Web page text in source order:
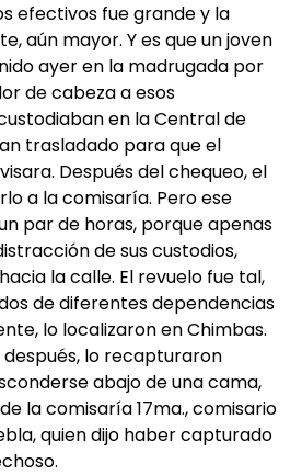
efectivos fue grande y la
aún mayor. Y es que un joven
ayer en la madrugada por
de cabeza a esos
en la Central de
trasladado para que el
Después del chequeo, el
a la comisaría. Pero ese
par de horas, porque apenas
de sus custodios,
la calle. El revuelo fue tal,
de diferentes dependencias
lo localizaron en Chimbas.
lo recapturaron
abajo de una cama,
la comisaría 17ma., comisario
quien dijo haber capturado